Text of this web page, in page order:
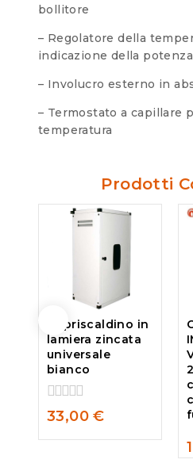
bollitore
– Regolatore della
indicazione della
– Involucro esterno in
– Termostato a capillare
temperatura
Prodotti
Copriscaldino in
lamiera zincata
universale
bianco
0
out
of
33,00€
0